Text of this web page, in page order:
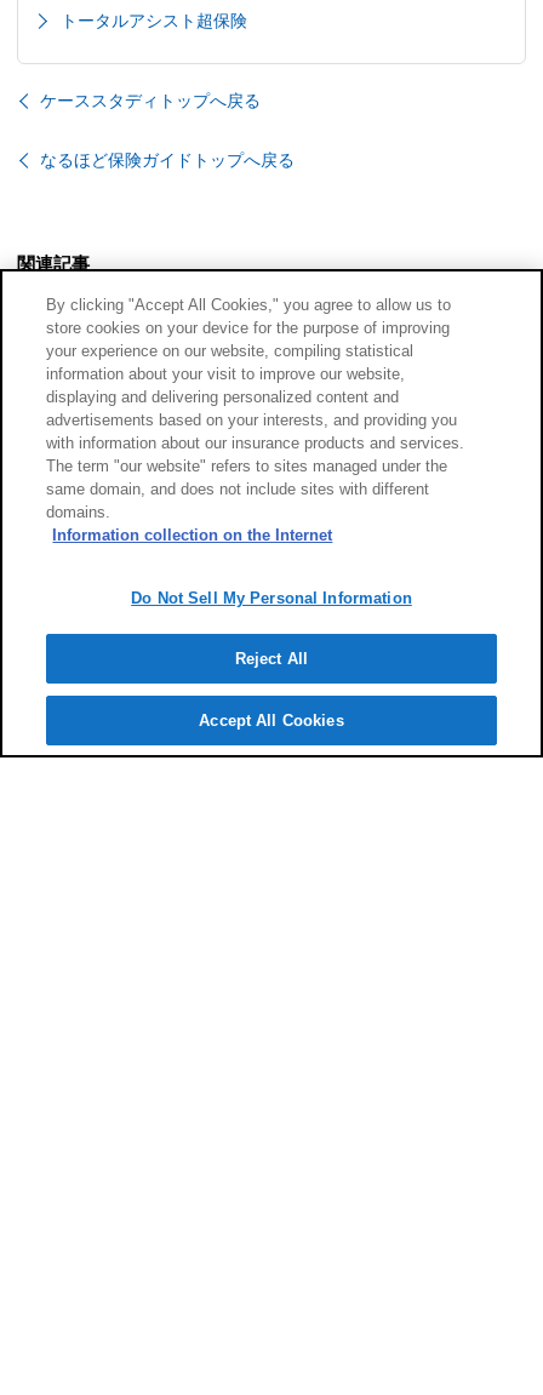
トータルアシスト超保険
ケーススタディトップへ戻る
なるほど保険ガイドトップへ戻る
関連記事
保険金の請求と支払い
代理店に
相談予約
By clicking "Accept All Cookies," you agree to allow us to
store cookies on your device for the purpose of improving
your experience on our website, compiling statistical
information about your visit to improve our website,
displaying and delivering personalized content and
advertisements based on your interests, and providing you
with information about our insurance products and services.
The term "our website" refers to sites managed under the
same domain, and does not include sites with different
domains.
Information collection on the Internet
Do Not Sell My Personal Information
Reject All
Accept All Cookies